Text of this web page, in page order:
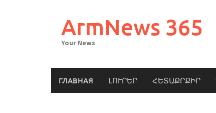
ArmNews 365
Your News
ГЛАВНАЯ ԼՈՒՐԵՐ ՀԵՏԱՔՐՔԻՐ